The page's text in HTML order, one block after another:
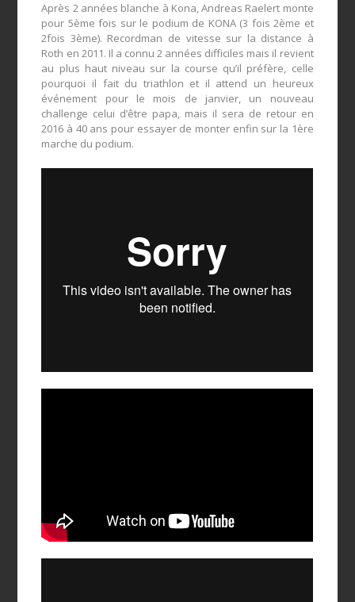
Après 2 années blanche à Kona, Andreas Raelert monte
pour 5ème fois sur le podium de KONA (3 fois 2ème et
2fois 3ème). Recordman de vitesse sur la distance à
Roth en 2011. Il a connu 2 années difficiles mais il revient
au plus haut niveau sur la course qu’il préfère, celle
pourquoi il fait du triathlon et il attend un heureux
événement pour le mois de janvier, un nouveau
challenge celui d’être papa, mais il sera de retour en
2016 à 40 ans pour essayer de monter enfin sur la 1ère
marche du podium.